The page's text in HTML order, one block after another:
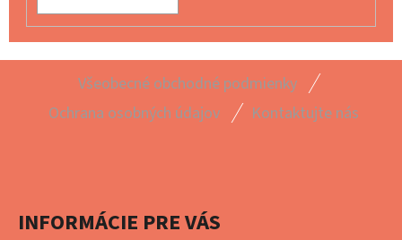
Všeobecné obchodné podmienky
Ochrana osobných údajov
Kontaktujte nás
INFORMÁCIE PRE VÁS